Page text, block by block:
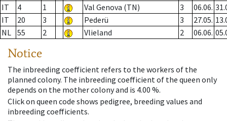
IT
4 1 Val Genova (TN) 3 06.06.
IT
20 3 Pederü 3 27.05.
NL 55 2 Vlieland 2 06.06.
Notice
The inbreeding coefficient refers to the workers of the
planned colony. The inbreeding coefficient of the queen only
depends on the mother colony and is 4.00 %.
Click on queen code shows pedigree, breeding values and
inbreeding coefficients.